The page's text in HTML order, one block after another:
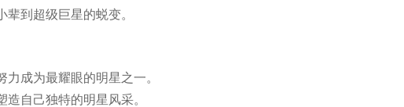
到超级巨星的蜕变。
成为最耀眼的明星之一。
自己独特的明星风采。